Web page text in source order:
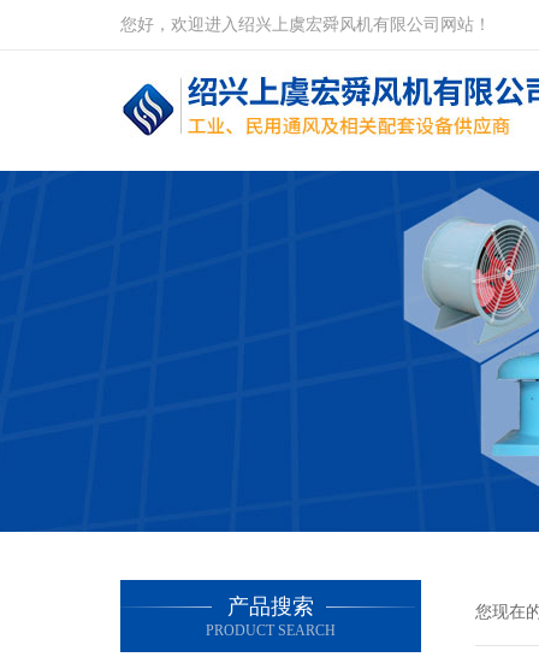
您好，欢迎进入绍兴上虞宏舜风机有限公司网站！
产品搜索
PRODUCT SEARCH
您现在